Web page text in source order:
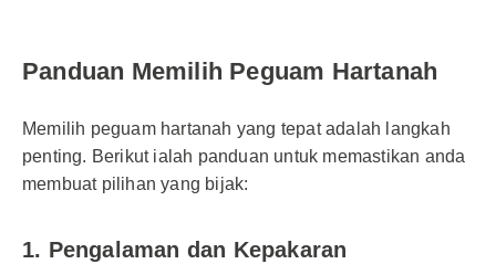
Panduan Memilih Peguam Hartanah
Memilih peguam hartanah yang tepat adalah langkah
penting. Berikut ialah panduan untuk memastikan anda
membuat pilihan yang bijak:
1. Pengalaman dan Kepakaran